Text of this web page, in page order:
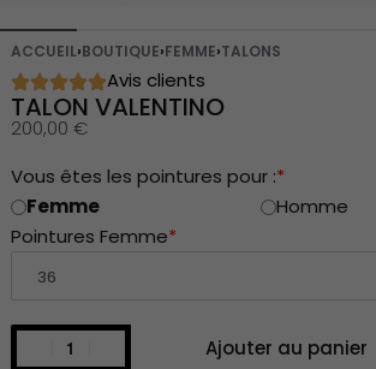
ACCUEIL›BOUTIQUE›FEMME›TALONS
Avis clients
TALON VALENTINO
200,00 €
*
Vous êtes les pointures pour :
Femme
Homme
*
Pointures Femme
Ajouter au panier